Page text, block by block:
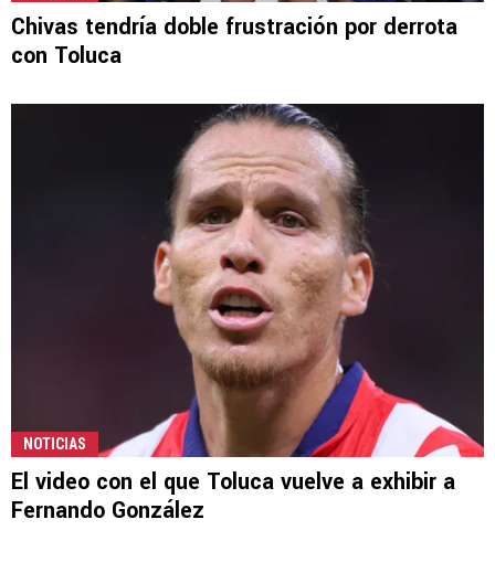
Chivas tendría doble frustración por derrota
con Toluca
NOTICIAS
El video con el que Toluca vuelve a exhibir a
Fernando González